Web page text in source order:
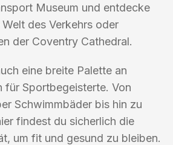
Museum und entdecke
des Verkehrs oder
der Coventry Cathedral.
eine breite Palette an
für Sportbegeisterte. Von
Schwimmbäder bis hin zu
findest du sicherlich die
um fit und gesund zu bleiben.